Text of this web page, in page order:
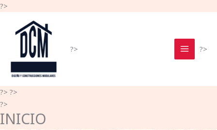
?>
contenido
?>
?>
?> ?>
?>
INICIO